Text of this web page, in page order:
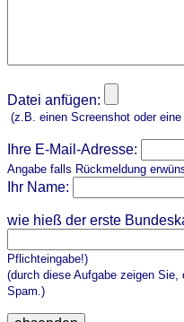
Datei anfügen:
(z.B. einen Screenshot oder
Ihre E-Mail-Adresse:
Angabe falls Rückmeldung
Ihr Name:
wie hieß der erste
Pflichteingabe!)
(durch diese Aufgabe zeigen
Spam.)